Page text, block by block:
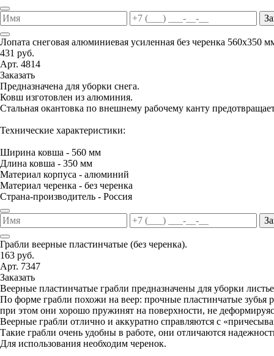
Лопата снеговая алюминиевая усиленная без черенка 560х350
431 руб.
Арт. 4814
Заказать
Предназначена для уборки снега.
Ковш изготовлен из алюминия.
Стальная окантовка по внешнему рабочему канту
Технические характеристики:
Ширина ковша - 560 мм
Длина ковша - 350 мм
Материал корпуса - алюминий
Материал черенка - без черенка
Страна-производитель - Россия
Грабли веерные пластинчатые (без черенка).
163 руб.
Арт. 7347
Заказать
Веерные пластинчатые грабли предназначены для уборки
По форме грабли похожи на веер: прочные пластинчатые зубья
при этом они хорошо пружинят на поверхности, не
Веерные грабли отлично и аккуратно справляются с
Такие грабли очень удобны в работе, они отличаются
Для использования необходим черенок.